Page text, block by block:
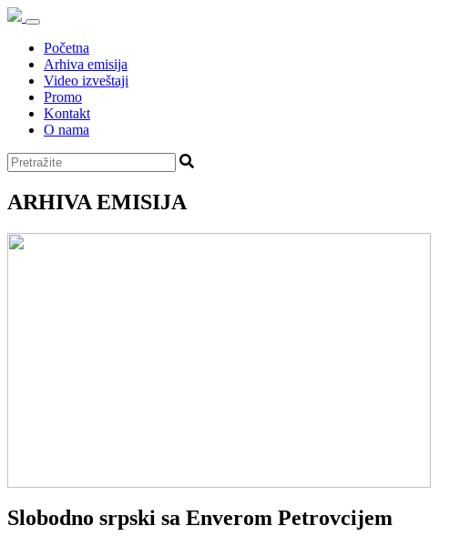
Početna
Arhiva emisija
Video izveštaji
Promo
Kontakt
O nama
ARHIVA EMISIJA
Slobodno srpski sa Enverom Petrovcijem